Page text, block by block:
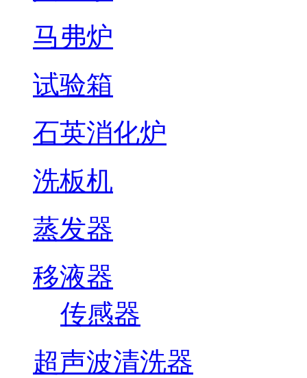
马弗炉
试验箱
石英消化炉
洗板机
蒸发器
移液器
传感器
超声波清洗器